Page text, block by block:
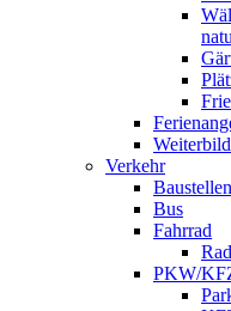
Verkehr
Bus
Fahrrad
PKW/